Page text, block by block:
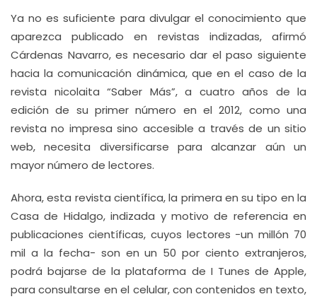
Ya no es suficiente para divulgar el conocimiento que
aparezca publicado en revistas indizadas, afirmó
Cárdenas Navarro, es necesario dar el paso siguiente
hacia la comunicación dinámica, que en el caso de la
revista nicolaita “Saber Más”, a cuatro años de la
edición de su primer número en el 2012, como una
revista no impresa sino accesible a través de un sitio
web, necesita diversificarse para alcanzar aún un
mayor número de lectores.
Ahora, esta revista científica, la primera en su tipo en la
Casa de Hidalgo, indizada y motivo de referencia en
publicaciones científicas, cuyos lectores -un millón 70
mil a la fecha- son en un 50 por ciento extranjeros,
podrá bajarse de la plataforma de I Tunes de Apple,
para consultarse en el celular, con contenidos en texto,